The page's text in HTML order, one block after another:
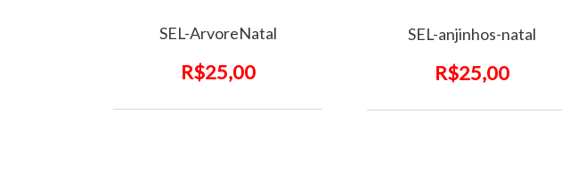
SEL-ArvoreNatal
R$25,00
SEL-anjinhos-natal
R$25,00